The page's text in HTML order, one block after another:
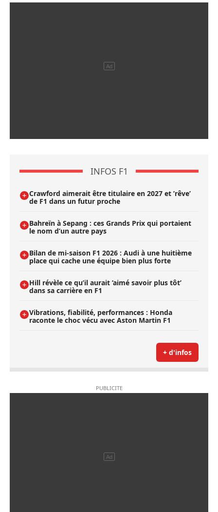
INFOS F1
Crawford aimerait être titulaire en 2027 et ’rêve’
de F1 dans un futur proche
Bahreïn à Sepang : ces Grands Prix qui portaient
le nom d’un autre pays
Bilan de mi-saison F1 2026 : Audi à une huitième
place qui cache une équipe bien plus forte
Hill révèle ce qu’il aurait ’aimé savoir plus tôt’
dans sa carrière en F1
Vibrations, fiabilité, performances : Honda
raconte le choc vécu avec Aston Martin F1
+ d'infos